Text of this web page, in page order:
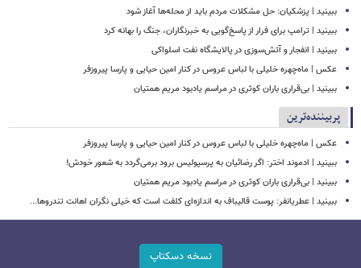
ببینید | پزشکیان: حل مشکلات مردم باید از محله‌ها آغاز شود
ببینید | ترامپ برای فرار از پاسخ‌گویی به خبرنگاران، جنگ را بهانه کرد
ببینید | انفجار و آتش‌سوزی در پالایشگاه نفت اسلواکی
عکس | ماه‌چهره خلیلی با لباس عروس در کنار امین حیایی و پارسا پیروزفر
ببینید | بی‌قراری باران کوثری در مراسم یادبود مریم همتیان
پربیننده‌ترین
عکس | ماه‌چهره خلیلی با لباس عروس در کنار امین حیایی و پارسا پیروزفر
ببینید | ادموند اختر: اگر رضائیان به پرسپولیس برود برمی‌گردد به شعور خودش!
ببینید | بی‌قراری باران کوثری در مراسم یادبود مریم همتیان
ببینید | عطریانفر: پوست قالیباف به اندازه‌ای کلفت است که خیلی نگران اهانت تندروها...
نسخه دسکتاپ